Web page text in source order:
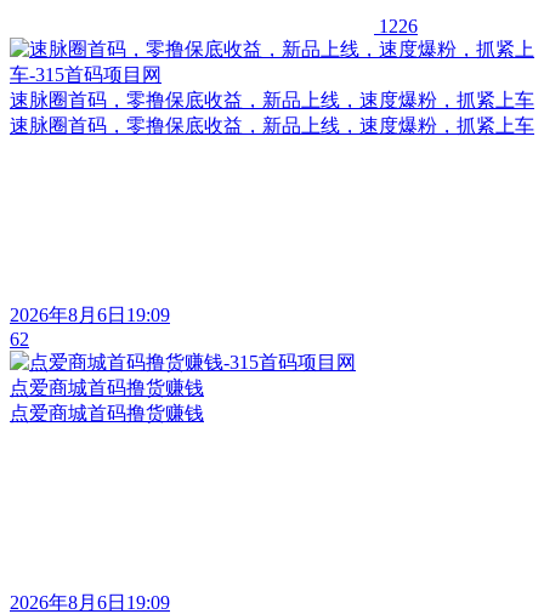
1226
速脉圈首码，零撸保底收益，新品上线，速度爆粉，抓紧上车
速脉圈首码，零撸保底收益，新品上线，速度爆粉，抓紧上车
2026年8月6日19:09
62
点爱商城首码撸货赚钱
点爱商城首码撸货赚钱
2026年8月6日19:09